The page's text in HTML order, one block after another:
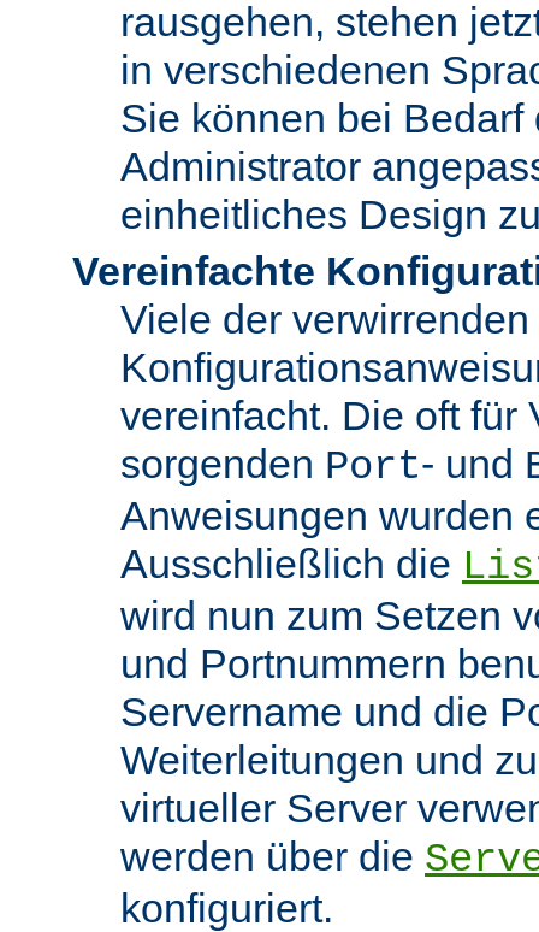
rausgehen, stehen
in verschiedenen
Sie können bei Bedarf
Administrator
einheitliches Design
Vereinfachte
Viele der verwirrenden
vereinfacht. Die oft für
sorgenden Port- und
Anweisungen wurden
Ausschließlich die
wird nun zum Setzen
und Portnummern
Servername und die
Weiterleitungen und
virtueller Server
werden über die
konfiguriert.